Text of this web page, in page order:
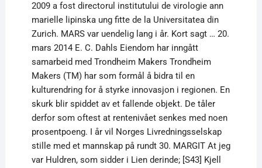
2009 a fost directorul institutului de virologie ann
marielle lipinska ung fitte de la Universitatea din
Zurich. MARS var uendelig lang i år. Kort sagt … 20.
mars 2014 E. C. Dahls Eiendom har inngått
samarbeid med Trondheim Makers Trondheim
Makers (TM) har som formål å bidra til en
kulturendring for å styrke innovasjon i regionen. En
skurk blir spiddet av et fallende objekt. De tåler
derfor som oftest at rentenivået senkes med noen
prosentpoeng. I år vil Norges Livredningsselskap
stille med et mannskap på rundt 30. MARGIT At jeg
var Huldren, som sidder i Lien derinde; [S43] Kjell